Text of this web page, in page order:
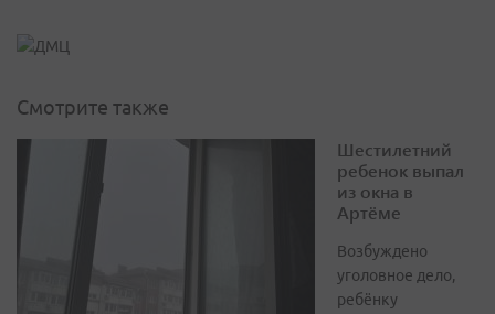
Смотрите также
Шестилетний
ребенок выпал
из окна в
Артёме
Возбуждено
уголовное дело,
ребёнку